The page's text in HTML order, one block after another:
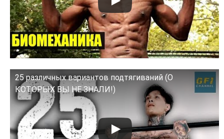
25 различных вариантов подтягиваний (О
КОТОРЫХ ВЫ НЕ ЗНАЛИ!)
Смотрите это видео на YouTube